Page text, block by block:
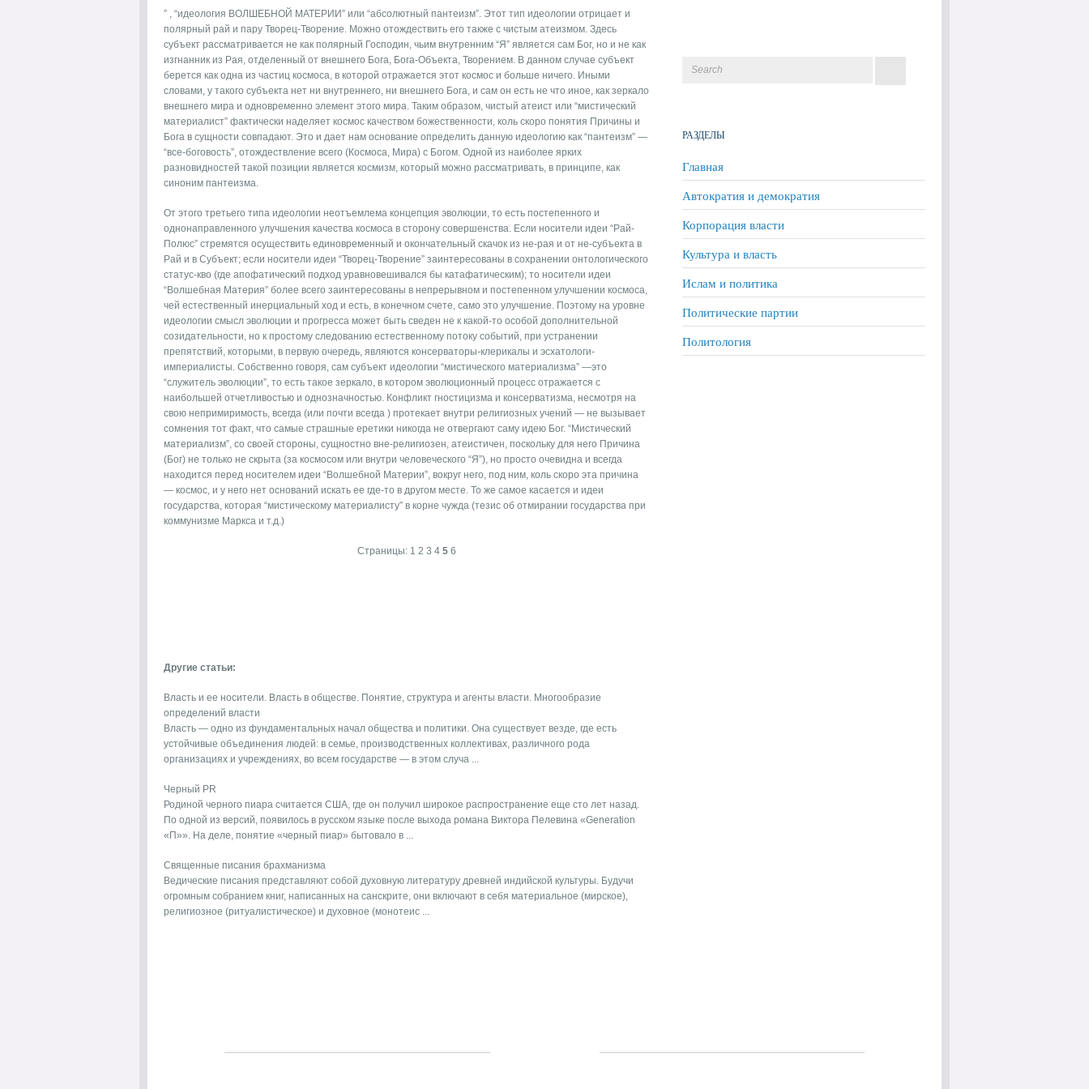
” , “идеология ВОЛШЕБНОЙ МАТЕРИИ” или “абсолютный пантеизм”. Этот тип идеологии отрицает и
полярный рай и пару Творец-Творение. Можно отождествить его также с чистым атеизмом. Здесь
субъект рассматривается не как полярный Господин, чьим внутренним “Я” является сам Бог, но и не как
изгнанник из Рая, отделенный от внешнего Бога, Бога-Объекта, Творением. В данном случае субъект
берется как одна из частиц космоса, в которой отражается этот космос и больше ничего. Иными
словами, у такого субъекта нет ни внутреннего, ни внешнего Бога, и сам он есть не что иное, как зеркало
внешнего мира и одновременно элемент этого мира. Таким образом, чистый атеист или “мистический
материалист” фактически наделяет космос качеством божественности, коль скоро понятия Причины и
Бога в сущности совпадают. Это и дает нам основание определить данную идеологию как “пантеизм” —
“все-боговость”, отождествление всего (Космоса, Мира) с Богом. Одной из наиболее ярких
разновидностей такой позиции является космизм, который можно рассматривать, в принципе, как
синоним пантеизма.
От этого третьего типа идеологии неотъемлема концепция эволюции, то есть постепенного и
однонаправленного улучшения качества космоса в сторону совершенства. Если носители идеи “Рай-
Полюс” стремятся осуществить единовременный и окончательный скачок из не-рая и от не-субъекта в
Рай и в Субъект; если носители идеи “Творец-Творение” заинтересованы в сохранении онтологического
статус-кво (где апофатический подход уравновешивался бы катафатическим); то носители идеи
“Волшебная Материя” более всего заинтересованы в непрерывном и постепенном улучшении космоса,
чей естественный инерциальный ход и есть, в конечном счете, само это улучшение. Поэтому на уровне
идеологии смысл эволюции и прогресса может быть сведен не к какой-то особой дополнительной
созидательности, но к простому следованию естественному потоку событий, при устранении
препятствий, которыми, в первую очередь, являются консерваторы-клерикалы и эсхатологи-
империалисты. Собственно говоря, сам субъект идеологии “мистического материализма” —это
“служитель эволюции”, то есть такое зеркало, в котором эволюционный процесс отражается с
наибольшей отчетливостью и однозначностью. Конфликт гностицизма и консерватизма, несмотря на
свою непримиримость, всегда (или почти всегда ) протекает внутри религиозных учений — не вызывает
сомнения тот факт, что самые страшные еретики никогда не отвергают саму идею Бог. “Мистический
материализм”, со своей стороны, сущностно вне-религиозен, атеистичен, поскольку для него Причина
(Бог) не только не скрыта (за космосом или внутри человеческого “Я”), но просто очевидна и всегда
находится перед носителем идеи “Волшебной Материи”, вокруг него, под ним, коль скоро эта причина
— космос, и у него нет оснований искать ее где-то в другом месте. То же самое касается и идеи
государства, которая “мистическому материалисту” в корне чужда (тезис об отмирании государства при
коммунизме Маркса и т.д.)
Страницы: 1 2 3 4 5 6
Другие статьи:
Власть и ее носители. Власть в обществе. Понятие, структура и агенты власти. Многообразие
определений власти
Власть — одно из фундаментальных начал общества и политики. Она существует везде, где есть
устойчивые объединения людей: в семье, производственных коллективах, различного рода
организациях и учреждениях, во всем государстве — в этом случа ...
Черный PR
Родиной черного пиара считается США, где он получил широкое распространение еще сто лет назад.
По одной из версий, появилось в русском языке после выхода романа Виктора Пелевина «Generation
«П»». На деле, понятие «черный пиар» бытовало в ...
Священные писания брахманизма
Ведические писания представляют собой духовную литературу древней индийской культуры. Будучи
огромным собранием книг, написанных на санскрите, они включают в себя материальное (мирское),
религиозное (ритуалистическое) и духовное (монотеис ...
РАЗДЕЛЫ
Главная
Автократия и демократия
Корпорация власти
Культура и власть
Ислам и политика
Политические партии
Политология